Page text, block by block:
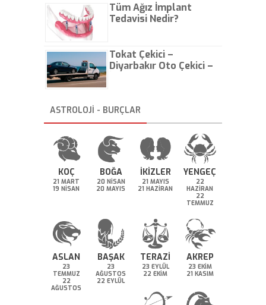
Tüm Ağız İmplant
Tedavisi Nedir?
Tokat Çekici –
Diyarbakır Oto Çekici –
ASTROLOJİ - BURÇLAR
KOÇ
21 MART
19 NİSAN
BOĞA
20 NİSAN
20 MAYIS
İKİZLER
21 MAYIS
21 HAZİRAN
YENGEÇ
22
HAZİRAN
22
TEMMUZ
ASLAN
23
TEMMUZ
22
AĞUSTOS
BAŞAK
23
AĞUSTOS
22 EYLÜL
TERAZİ
23 EYLÜL
22 EKİM
AKREP
23 EKİM
21 KASIM